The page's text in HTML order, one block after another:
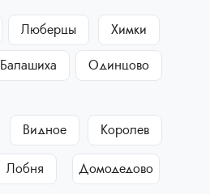
Люберцы
Химки
Балашиха Одинцово
Видное Королев
Лобня Домодедово